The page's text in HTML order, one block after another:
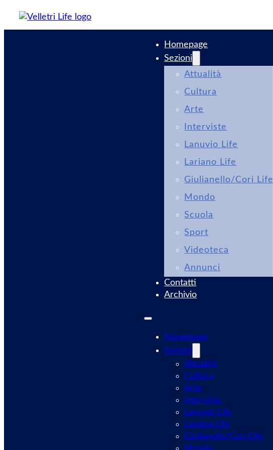
Homepage
Sezioni
Attualità
Cultura
Arte
Interviste
Lanuvio Life
Lariano Life
Giulianello/Cori Life
Mondo
Scuola
Sport
Videoteca
Annunci
Contatti
Archivio
Homepage
Sezioni
Attualità
Cultura
Arte
Interviste
Lanuvio Life
Lariano Life
Giulianello/Cori Life